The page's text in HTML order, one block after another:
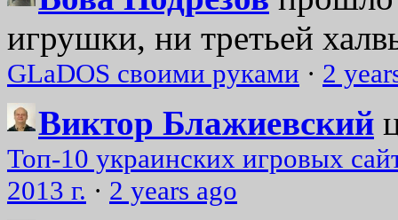
игрушки, ни третьей
GLaDOS своими руками · 2
Виктор Блажиевский
Топ-10 украинских игровых
2013 г. · 2 years ago